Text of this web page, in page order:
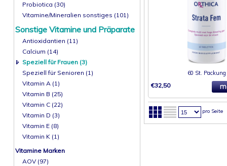
Probiotica (30)
Vitamine/Mineralien sonstiges (101)
Sonstige Vitamine und Präparate
Antioxidantien (11)
Calcium (14)
Speziell für Frauen (3)
Speziell für Senioren (1)
Vitamin A (1)
Vitamin B (25)
Vitamin C (22)
Vitamin D (3)
Vitamin E (8)
Vitamin K (1)
Vitamine Marken
AOV (97)
60 St. Packung
€32,50
pro Seite